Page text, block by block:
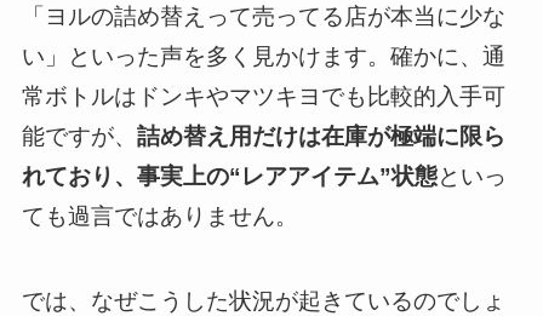
「ヨルの詰め替えって売ってる店が本当に少な
い」といった声を多く見かけます。確かに、通
常ボトルはドンキやマツキヨでも比較的入手可
能ですが、 詰め替え用だけは在庫が極端に限ら
れており、事実上の“レアアイテム”状態といっ
ても過言ではありません。
では、なぜこうした状況が起きているのでしょ